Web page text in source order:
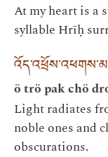
At my heart is a
syllable Hrīḥ
ö trö pak chö
Light radiates
noble ones and
obscurations.